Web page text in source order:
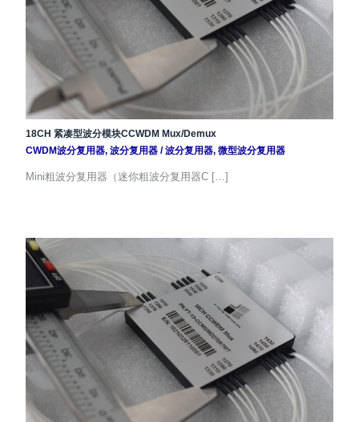
18CH 紧凑型波分模块CCWDM Mux/Demux
CWDM波分复用器, 波分复用器/波分复用器, 微型波分复用器
Mini粗波分复用器（迷你粗波分复用器C […]